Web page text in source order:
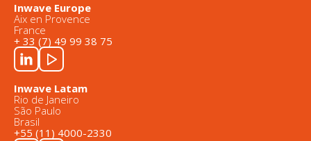
Inwave Europe
Aix en Provence
France
+ 33 (7) 49 99 38 75
Inwave Latam
Rio de Janeiro
São Paulo
Brasil
+55 (11) 4000-2330